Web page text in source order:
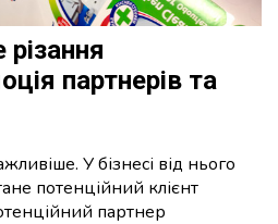
різання
партнерів та
У бізнесі від нього
потенційний клієнт
партнер